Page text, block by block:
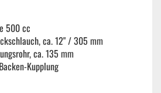
500 cc
ca. 12" / 305 mm
ca. 135 mm
Kupplung